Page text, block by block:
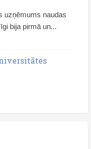
uzņēmums naudas
bija pirmā un...